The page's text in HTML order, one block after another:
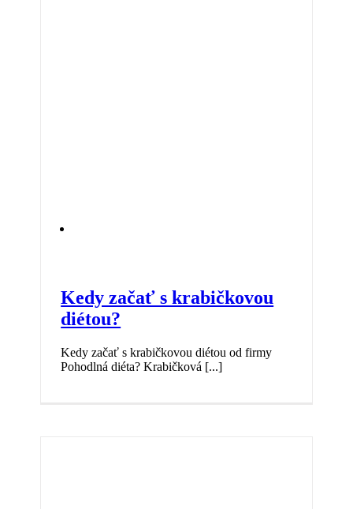
Kedy začať s krabičkovou
diétou?
Kedy začať s krabičkovou diétou od firmy
Pohodlná diéta? Krabičková [...]